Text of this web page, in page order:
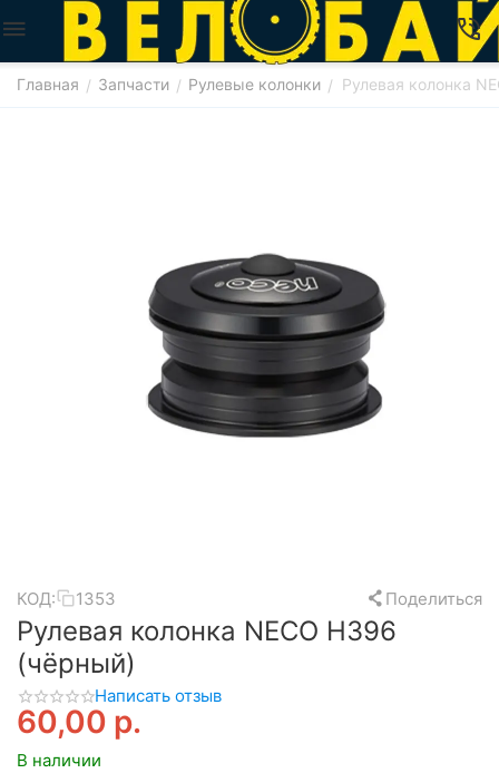
Главная / Запчасти / Рулевые колонки / Рулевая колонка
КОД: 1353 Поделиться
Рулевая колонка NECO H396
(чёрный)
Написать отзыв
60,00 р.
В наличии